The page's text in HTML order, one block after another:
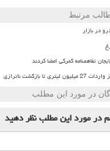
مرتبط
در بازار
تفاهمنامه گمرکی امضا کردند
بازگشت ناترازی
در مورد این مطلب
در مورد این مطلبنظر دهید